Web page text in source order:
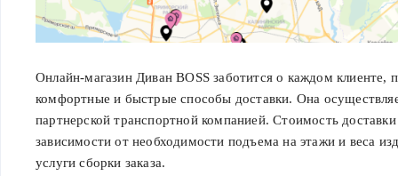
Онлайн-магазин Диван BOSS заботится о каждом клиенте,
комфортные и быстрые способы доставки. Она
партнерской транспортной компанией. Стоимость
зависимости от необходимости подъема на этажи и веса
услуги сборки заказа.